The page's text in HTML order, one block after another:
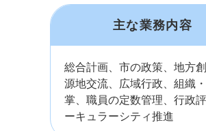
主な業務内容
総合計画、市の政策、地方
源地交流、広域行政、組織
掌、職員の定数管理、行政
ーキュラーシティ推進